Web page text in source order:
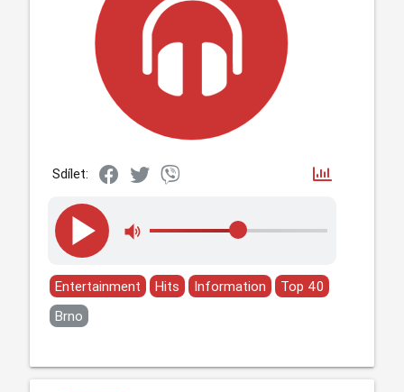
Sdílet:
Entertainment Hits Information
Top 40
Brno